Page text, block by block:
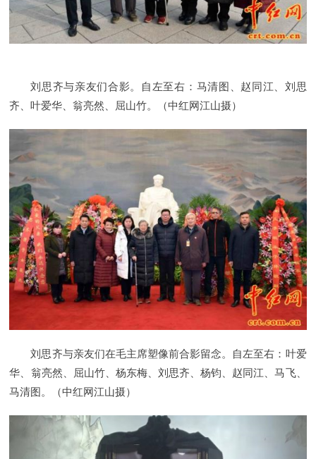
刘思齐与亲友们合影。自左至右：马清图、赵同江、刘思
齐、叶爱华、翁亮然、屈山竹。（中红网江山摄）
刘思齐与亲友们在毛主席塑像前合影留念。自左至右：叶爱
华、翁亮然、屈山竹、杨东梅、刘思齐、杨钧、赵同江、马飞、
马清图。（中红网江山摄）